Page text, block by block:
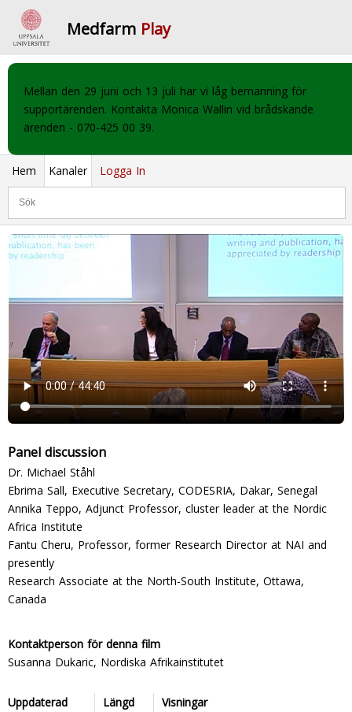
Medfarm Play
Mellan den 29 juni och 13 juli har vi låg bemanning för
supportärenden. Kontakta Monica Wallin vid brådskande
ärenden - 070-425 00 39.
Hem Kanaler Logga In
Panel discussion
Dr. Michael Ståhl
Ebrima Sall, Executive Secretary, CODESRIA, Dakar, Senegal
Annika Teppo, Adjunct Professor, cluster leader at the Nordic
Africa Institute
Fantu Cheru, Professor, former Research Director at NAI and
presently
Research Associate at the North-South Institute, Ottawa,
Canada
Kontaktperson för denna film
Susanna Dukaric, Nordiska Afrikainstitutet
Uppdaterad
Längd
Visningar